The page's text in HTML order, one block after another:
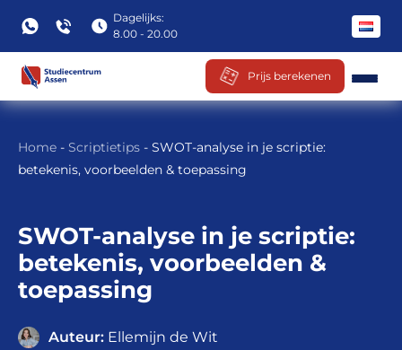
Ga
inhoud
Home - Scriptietips - SWOT-analyse in je scriptie:
betekenis, voorbeelden & toepassing
SWOT-analyse in je scriptie:
betekenis, voorbeelden &
toepassing
Auteur: Ellemijn de Wit
Dagelijks:
8.00 - 20.00
Prijs berekenen